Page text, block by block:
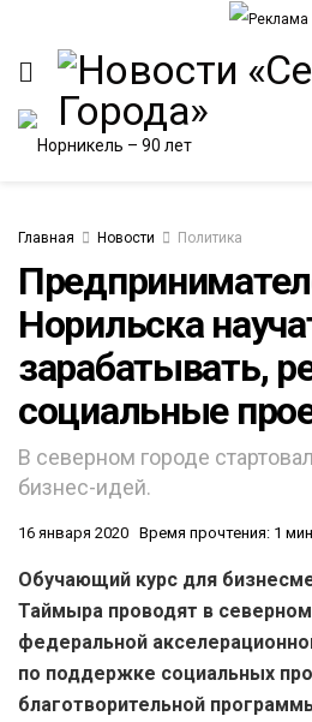
Главная Новости Политика
Норильска
зарабатывать,
социальные
В северном городе
бизнес-идей.
16 января 2020 Время прочтения: 1 мин.
Обучающий курс для
Таймыра проводят в
федеральной
по поддержке социальных
благотворительной